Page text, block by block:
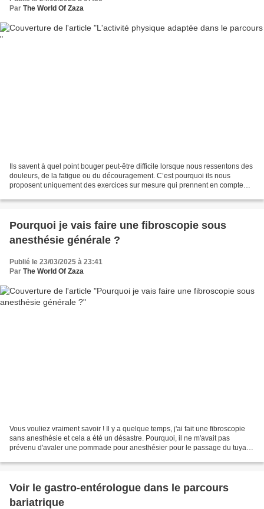
Par The World Of Zaza
Ils savent à quel point bouger peut-être difficile lorsque nous ressentons des
douleurs, de la fatigue ou du découragement. C’est pourquoi ils nous
proposent uniquement des exercices sur mesure qui prennent en compte
Pourquoi je vais faire une fibroscopie sous
anesthésie générale ?
Publié le 23/03/2025 à 23:41
Par The World Of Zaza
Vous vouliez vraiment savoir ! Il y a quelque temps, j'ai fait une fibroscopie
sans anesthésie et cela a été un désastre. Pourquoi, il ne m'avait pas
prévenu d'avaler une pommade pour anesthésier pour le passage du tuyau
Voir le gastro-entérologue dans le parcours
bariatrique